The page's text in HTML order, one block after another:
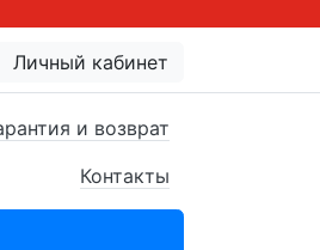
Личный кабинет
и возврат
Контакты